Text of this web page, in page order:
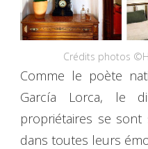
Crédits photos
Comme le poète
García Lorca, le
propriétaires se
dans toutes leurs